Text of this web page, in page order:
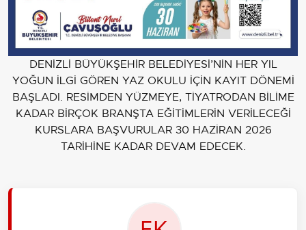
DENİZLİ BÜYÜKŞEHİR BELEDİYESİ’NİN HER YIL
YOĞUN İLGİ GÖREN YAZ OKULU İÇİN KAYIT DÖNEMİ
BAŞLADI. RESİMDEN YÜZMEYE, TİYATRODAN BİLİME
KADAR BİRÇOK BRANŞTA EĞİTİMLERİN VERİLECEĞİ
KURSLARA BAŞVURULAR 30 HAZİRAN 2026
TARİHİNE KADAR DEVAM EDECEK.